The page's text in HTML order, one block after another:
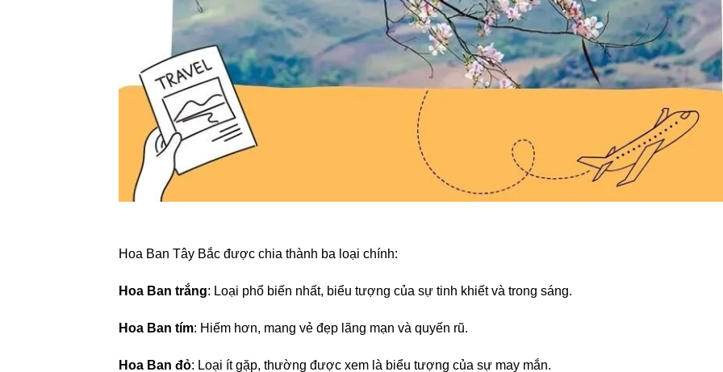
Hoa Ban Tây Bắc được chia thành ba loại chính:
Hoa Ban trắng: Loại phổ biến nhất, biểu tượng của sự tinh khiết và trong sáng.
Hoa Ban tím: Hiếm hơn, mang vẻ đẹp lãng mạn và quyến rũ.
Hoa Ban đỏ: Loại ít gặp, thường được xem là biểu tượng của sự may mắn.